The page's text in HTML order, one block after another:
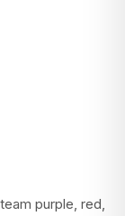
purple, red,